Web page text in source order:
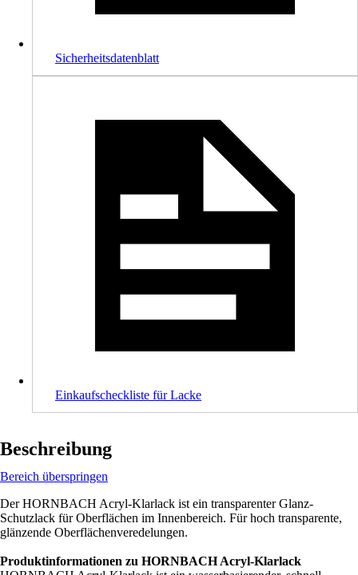
Sicherheitsdatenblatt
Einkaufscheckliste für Lacke
Beschreibung
Bereich überspringen
Der HORNBACH Acryl-Klarlack ist ein transparenter Glanz-
Schutzlack für Oberflächen im Innenbereich. Für hoch transparente,
glänzende Oberflächenveredelungen.
Produktinformationen zu HORNBACH Acryl-Klarlack